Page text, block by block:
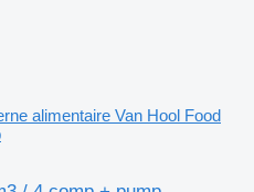
alimentaire Van Hool Food